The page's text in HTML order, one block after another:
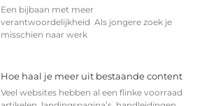
Een bijbaan met meer
verantwoordelijkheid Als jongere zoek je
misschien naar werk
Hoe haal je meer uit bestaande content
Veel websites hebben al een flinke voorraad